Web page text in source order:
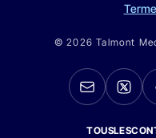
© 2026 Talmont